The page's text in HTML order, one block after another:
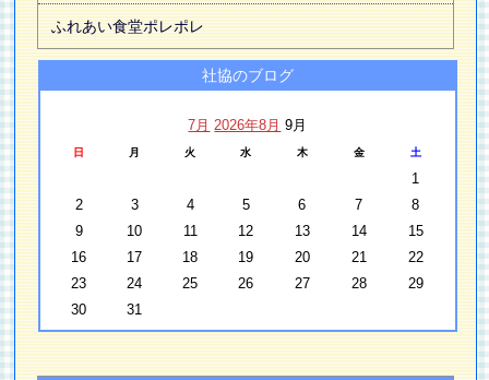
ふれあい食堂ポレポレ
社協のブログ
7月 2026年8月 9月
日 月 火 水 木 金 土
1
2
3 4 5 6 7
8
9
10 11 12 13 14
15
16
17 18 19 20 21
22
23
24 25 26 27 28
29
30
31